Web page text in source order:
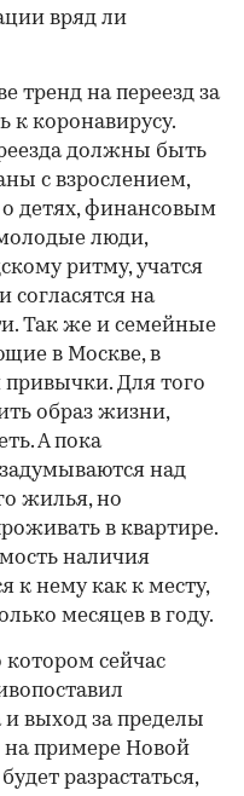
вряд ли
тренд на переезд за
к коронавирусу.
должны быть
с взрослением,
детях, финансовым
люди,
ритму, учатся
согласятся на
Так же и семейные
в Москве, в
привычки. Для того
образ жизни,
А пока
над
жилья, но
в квартире.
наличия
к нему как к месту,
месяцев в году.
котором сейчас
выход за пределы
примере Новой
разрастаться,